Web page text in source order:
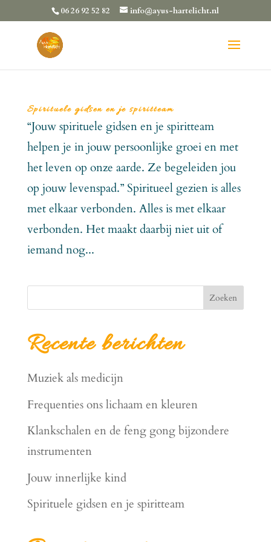
06 26 92 52 82 info@ayus-hartelicht.nl
Spirituele gidsen en je spiritteam
“Jouw spirituele gidsen en je spiritteam
helpen je in jouw persoonlijke groei en met
het leven op onze aarde. Ze begeleiden jou
op jouw levenspad.” Spiritueel gezien is alles
met elkaar verbonden. Alles is met elkaar
verbonden. Het maakt daarbij niet uit of
iemand nog...
Zoeken
Recente berichten
Muziek als medicijn
Frequenties ons lichaam en kleuren
Klankschalen en de feng gong bijzondere
instrumenten
Jouw innerlijke kind
Spirituele gidsen en je spiritteam